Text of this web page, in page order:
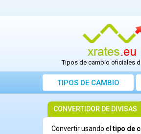
Tipos de cambio oficiales
TIPOS DE CAMBIO
CONVERTIDOR DE DIVISAS
Convertir usando el tipo de